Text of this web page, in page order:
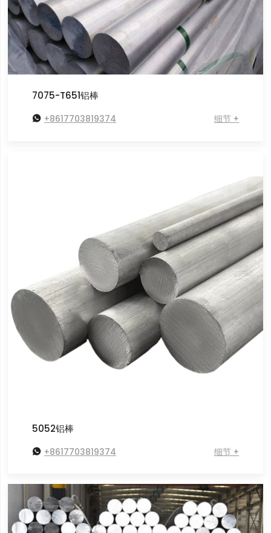
7075-T651铝棒
 +8617703819374 细节 +
5052铝棒
 +8617703819374 细节 +